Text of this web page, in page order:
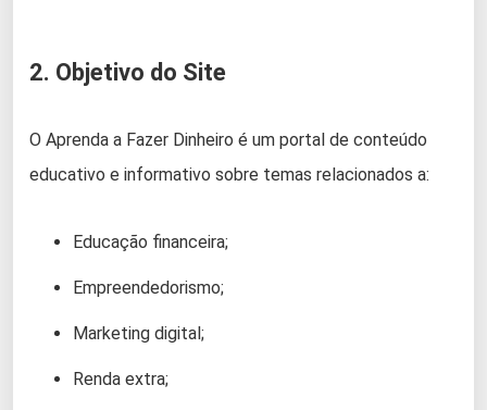
2. Objetivo do Site
O Aprenda a Fazer Dinheiro é um portal de conteúdo
educativo e informativo sobre temas relacionados a:
Educação financeira;
Empreendedorismo;
Marketing digital;
Renda extra;